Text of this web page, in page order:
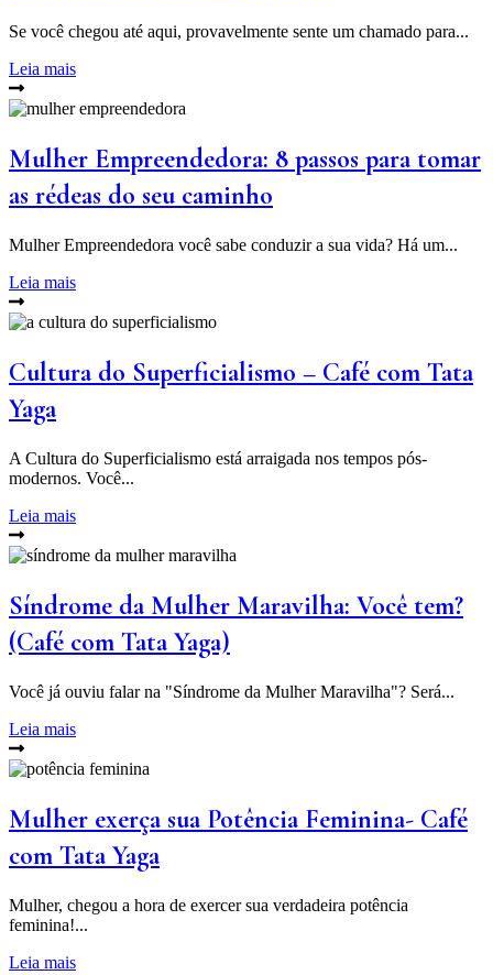
Se você chegou até aqui, provavelmente sente um chamado para...
Leia mais
Mulher Empreendedora: 8 passos para tomar
as rédeas do seu caminho
Mulher Empreendedora você sabe conduzir a sua vida? Há um...
Leia mais
Cultura do Superficialismo – Café com Tata
Yaga
A Cultura do Superficialismo está arraigada nos tempos pós-
modernos. Você...
Leia mais
Síndrome da Mulher Maravilha: Você tem?
(Café com Tata Yaga)
Você já ouviu falar na "Síndrome da Mulher Maravilha"? Será...
Leia mais
Mulher exerça sua Potência Feminina- Café
com Tata Yaga
Mulher, chegou a hora de exercer sua verdadeira potência
feminina!...
Leia mais